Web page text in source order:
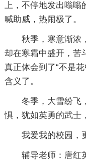
上，不停地发出嗡嗡
喊助威，热闹极了。
秋季，寒意渐浓
却在寒霜中盛开，苦
真正体会到了“不是
含义了。
冬季，大雪纷飞
惧，犹如英勇的武士
我爱我的校园，
辅导老师：唐红